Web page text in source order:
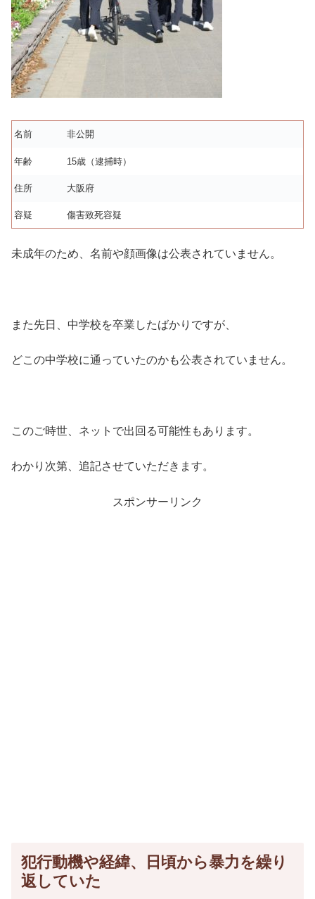
名前 非公開
年齢 15歳（逮捕時）
住所 大阪府
容疑 傷害致死容疑
未成年のため、名前や顔画像は公表されていません。
また先日、中学校を卒業したばかりですが、
どこの中学校に通っていたのかも公表されていません。
このご時世、ネットで出回る可能性もあります。
わかり次第、追記させていただきます。
スポンサーリンク
犯行動機や経緯、日頃から暴力を繰り
返していた